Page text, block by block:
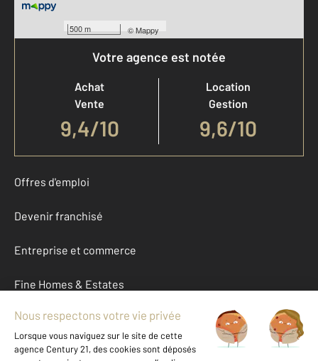
500 m ©Mappy
Votre agence est notée
Achat
Vente
9,4/10
Location
Gestion
9,6/10
Offres d'emploi
Devenir franchisé
Entreprise et commerce
Fine Homes & Estates
À propos
International